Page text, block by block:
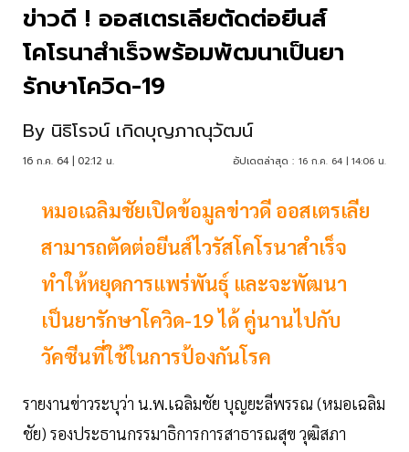
ข่าวดี ! ออสเตรเลียตัดต่อยีนส์
โคโรนาสำเร็จพร้อมพัฒนาเป็นยา
รักษาโควิด-19
By นิธิโรจน์ เกิดบุญภาณุวัฒน์
16 ก.ค. 64 | 02:12 น. อัปเดตล่าสุด : 16 ก.ค. 64 | 14:06 น.
หมอเฉลิมชัยเปิดข้อมูลข่าวดี ออสเตรเลีย
สามารถตัดต่อยีนส์ไวรัสโคโรนาสำเร็จ
ทำให้หยุดการแพร่พันธุ์ และจะพัฒนา
เป็นยารักษาโควิด-19 ได้ คู่นานไปกับ
วัคซีนที่ใช้ในการป้องกันโรค
รายงานข่าวระบุว่า น.พ.เฉลิมชัย บุญยะลีพรรณ (หมอเฉลิม
ชัย) รองประธานกรรมาธิการการสาธารณสุข วุฒิสภา